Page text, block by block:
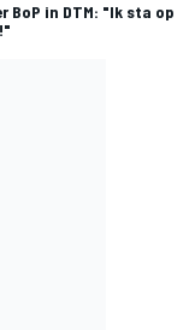
BoP in DTM: "Ik sta op